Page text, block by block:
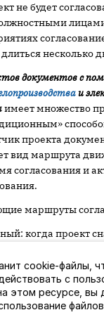
не будет
несколько
документов с
и
имеет множество
проекта
вид маршрута
согласования и
маршруты
когда проект
проект
т.д.;
когда проект
cookie-файлы,
с
этом ресурсе, вы